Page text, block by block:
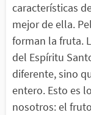
características
mejor de ella.
forman la fruta.
del Espíritu
diferente, sino
entero. Esto es
nosotros: el